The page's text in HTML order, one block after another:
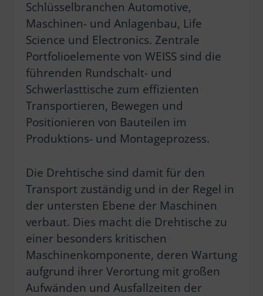
Schlüsselbranchen Automotive,
Maschinen- und Anlagenbau, Life
Science und Electronics. Zentrale
Portfolioelemente von WEISS sind die
führenden Rundschalt- und
Schwerlasttische zum effizienten
Transportieren, Bewegen und
Positionieren von Bauteilen im
Produktions- und Montageprozess.
Die Drehtische sind damit für den
Transport zuständig und in der Regel in
der untersten Ebene der Maschinen
verbaut. Dies macht die Drehtische zu
einer besonders kritischen
Maschinenkomponente, deren Wartung
aufgrund ihrer Verortung mit großen
Aufwänden und Ausfallzeiten der